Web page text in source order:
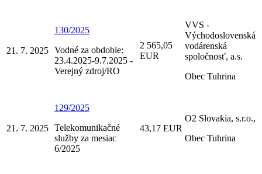
21. 7. 2025
130/2025
Vodné za obdobie:
23.4.2025-9.7.2025 -
Verejný zdroj/RO
2 565,05
EUR
VVS -
Východoslovenská
vodárenská
spoločnosť, a.s.
Obec Tuhrina
21. 7. 2025
129/2025
Telekomunikačné
služby za mesiac
6/2025
43,17 EUR
O2 Slovakia, s.r.o.,
Obec Tuhrina